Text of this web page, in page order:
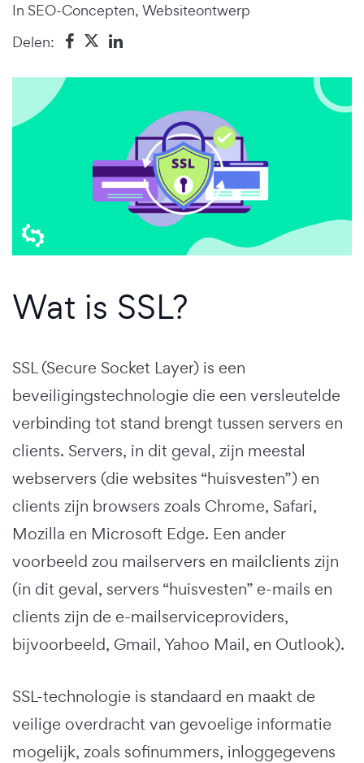
In SEO-Concepten, Websiteontwerp
Delen:
Wat is SSL?
SSL (Secure Socket Layer) is een
beveiligingstechnologie die een versleutelde
verbinding tot stand brengt tussen servers en
clients. Servers, in dit geval, zijn meestal
webservers (die websites “huisvesten”) en
clients zijn browsers zoals Chrome, Safari,
Mozilla en Microsoft Edge. Een ander
voorbeeld zou mailservers en mailclients zijn
(in dit geval, servers “huisvesten” e-mails en
clients zijn de e-mailserviceproviders,
bijvoorbeeld, Gmail, Yahoo Mail, en Outlook).
SSL-technologie is standaard en maakt de
veilige overdracht van gevoelige informatie
mogelijk, zoals sofinummers, inloggegevens